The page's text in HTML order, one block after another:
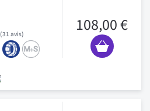
31 avis 108,00 €